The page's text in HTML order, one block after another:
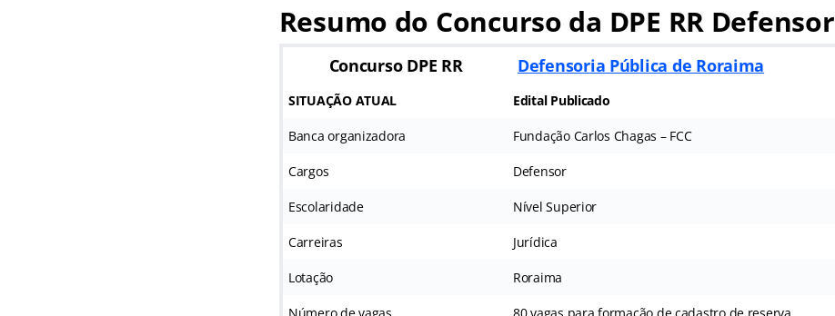
Resumo do Concurso da DPE RR Defensor
Concurso DPE RR Defensoria Pública de Roraima
SITUAÇÃO ATUAL Edital Publicado
Banca organizadora Fundação Carlos Chagas – FCC
Cargos Defensor
Escolaridade Nível Superior
Carreiras Jurídica
Lotação Roraima